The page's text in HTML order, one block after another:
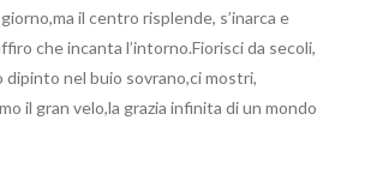
il centro risplende, s’inarca e
che incanta l’intorno.Fiorisci da secoli,
nel buio sovrano,ci mostri,
il gran velo,la grazia infinita di un mondo